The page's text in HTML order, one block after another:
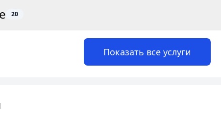
20
Показать все услуги